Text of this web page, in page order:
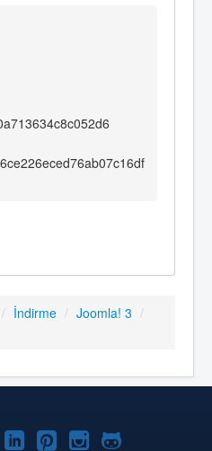
/ İndirme / Joomla! 3 /
LinkedIn'de
Pinterest'de
Instagram'da
GitHub'da